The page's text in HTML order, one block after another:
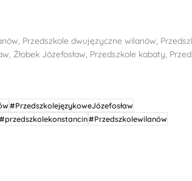
Przedszkole dwujęzyczne wilanów,
Żłobek Józefosław, Przedszkole kabaty,
#PrzedszkolejęzykoweJózefosław
#przedszkolekonstancin#Przedszkolewilanów